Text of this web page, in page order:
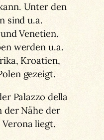
Unter den
sind u.a.
Venetien.
werden u.a.
Kroatien,
gezeigt.
Palazzo della
der Nähe der
liegt.